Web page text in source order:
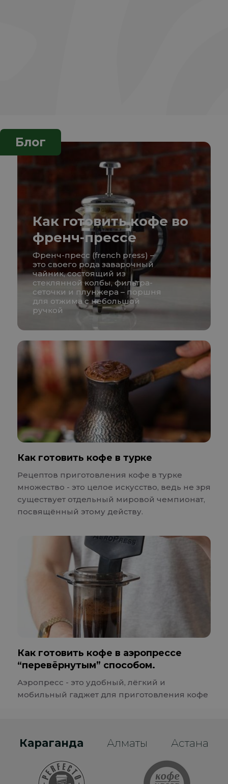
Блог
Как готовить кофе во
френч-прессе
Френч-пресс (french press) –
это своего рода заварочный
чайник, состоящий из
стеклянной колбы, фильтра-
сеточки и плунжера – поршня
для отжима с небольшой
ручкой
Как готовить кофе в турке
Рецептов приготовления кофе в турке
множество - это целое искусство, ведь не зря
существует отдельный мировой чемпионат,
посвящённый этому действу.
Как готовить кофе в аэропрессе
“перевёрнутым” способом.
Аэропресс - это удобный, лёгкий и
мобильный гаджет для приготовления кофе
Караганда Алматы Астана